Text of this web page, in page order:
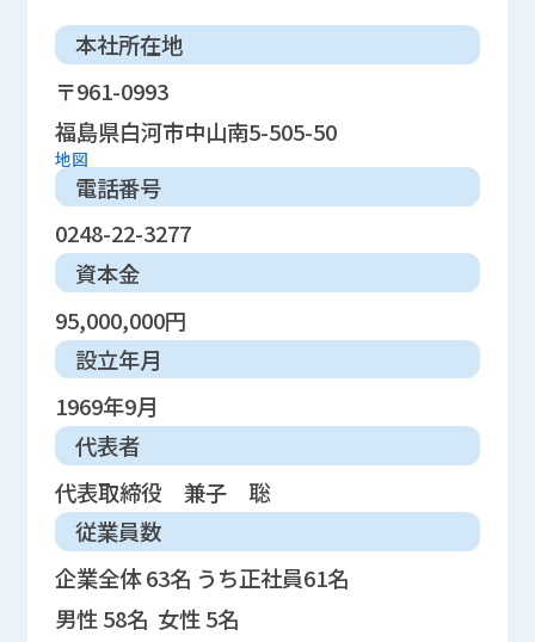
本社所在地
〒961-0993
福島県白河市中山南5-505-50
地図
電話番号
0248-22-3277
資本金
95,000,000円
設立年月
1969年9月
代表者
代表取締役 兼子 聡
従業員数
企業全体 63名 うち正社員61名
男性 58名 女性 5名